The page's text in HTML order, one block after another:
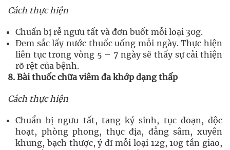
Cách thực hiện
Chuẩn bị rễ ngưu tất và đơn buốt mỗi loại 30g.
Đem sắc lấy nước thuốc uống mỗi ngày. Thực hiện
liên tục trong vòng 5 – 7 ngày sẽ thấy sự cải thiện
rõ rệt của bệnh.
8. Bài thuốc chữa viêm đa khớp dạng thấp
Cách thực hiện
Chuẩn bị ngưu tất, tang ký sinh, tục đoạn, độc
hoạt, phòng phong, thục địa, đẳng sâm, xuyên
khung, bạch thược, ý dĩ mỗi loại 12g, 10g tần giao,